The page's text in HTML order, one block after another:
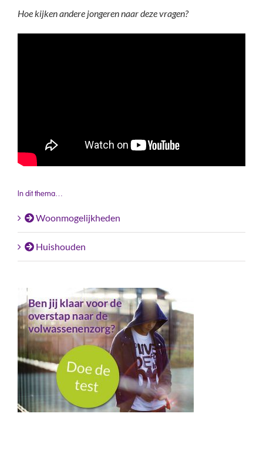
Hoe kijken andere jongeren naar deze vragen?
In dit thema…
Woonmogelijkheden
Huishouden